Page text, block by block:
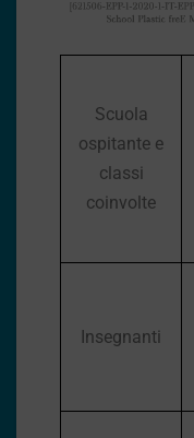
Scuola
ospitante e
classi
coinvolte
Insegnanti